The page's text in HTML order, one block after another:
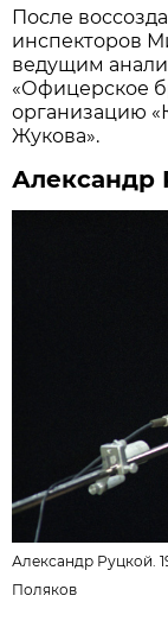
После
инспекторов
ведущим
«Офицерское
организацию
Жукова».
Александр
Александр Руцкой.
Поляков